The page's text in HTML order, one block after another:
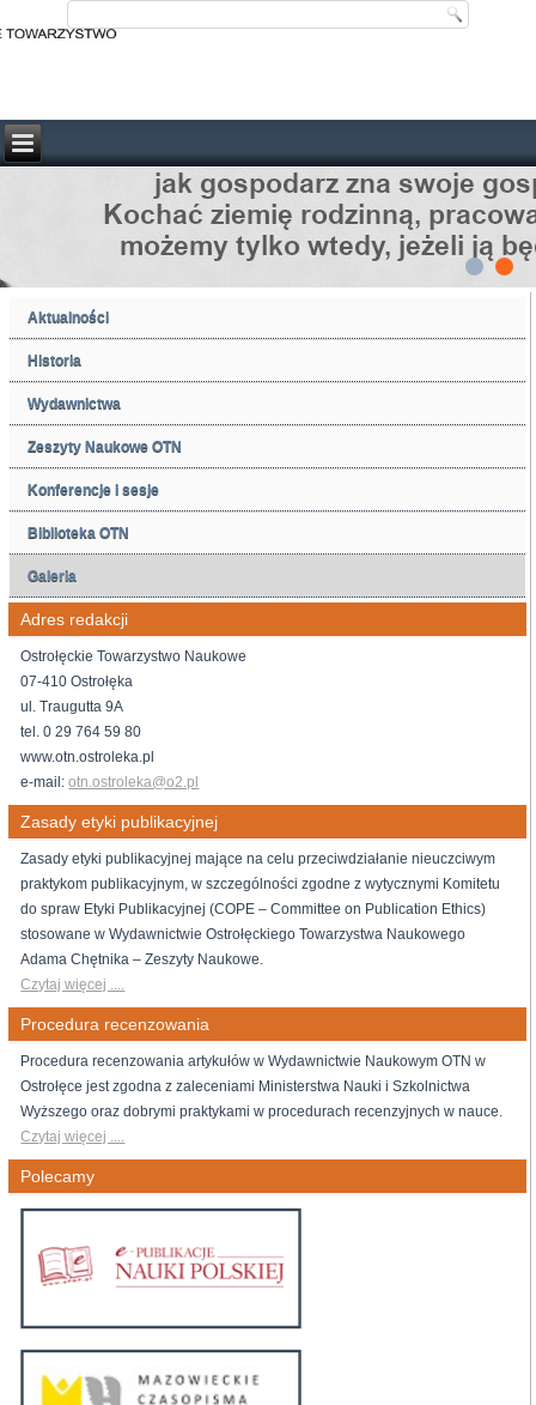
Aktualności
Historia
Wydawnictwa
Zeszyty Naukowe OTN
Konferencje i sesje
Biblioteka OTN
Galeria
Adres redakcji
Ostrołęckie Towarzystwo Naukowe
07-410 Ostrołęka
ul. Traugutta 9A
tel. 0 29 764 59 80
www.otn.ostroleka.pl
e-mail:otn.ostroleka@o2.pl
Zasady etyki publikacyjnej
Zasady etyki publikacyjnej mające na celu przeciwdziałanie nieuczciwym
praktykom publikacyjnym, w szczególności zgodne z wytycznymi Komitetu
do spraw Etyki Publikacyjnej (COPE – Committee on Publication Ethics)
stosowane w Wydawnictwie Ostrołęckiego Towarzystwa Naukowego
Adama Chętnika – Zeszyty Naukowe.
Czytaj więcej ....
Procedura recenzowania
Procedura recenzowania artykułów w Wydawnictwie Naukowym OTN w
Ostrołęce jest zgodna z zaleceniami Ministerstwa Nauki i Szkolnictwa
Wyższego oraz dobrymi praktykami w procedurach recenzyjnych w nauce.
Czytaj więcej ....
Polecamy